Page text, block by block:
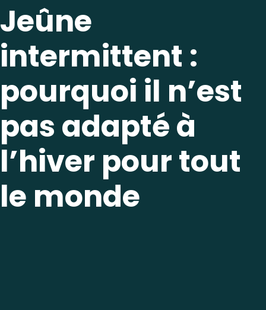
Jeûne
intermittent :
pourquoi il n’est
pas adapté à
l’hiver pour tout
le monde